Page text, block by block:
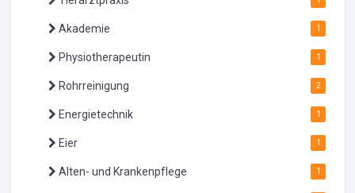
Akademie 1
Physiotherapeutin 1
Rohrreinigung 2
Energietechnik 1
Eier 1
Alten- und Krankenpflege 1